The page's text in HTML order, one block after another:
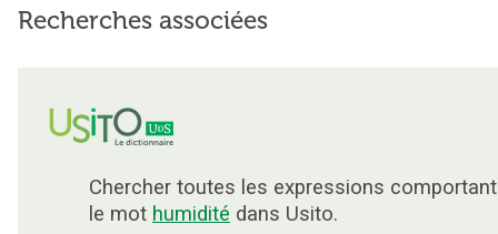
Recherches associées
Chercher toutes les expressions comportant
le mot humidité dans Usito.